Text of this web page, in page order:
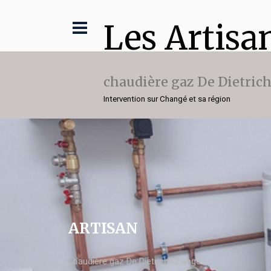
Les
chaudière gaz De Dietrich
Intervention sur Changé et sa région
ARTISAN
chaudière gaz De Dietrich Changé